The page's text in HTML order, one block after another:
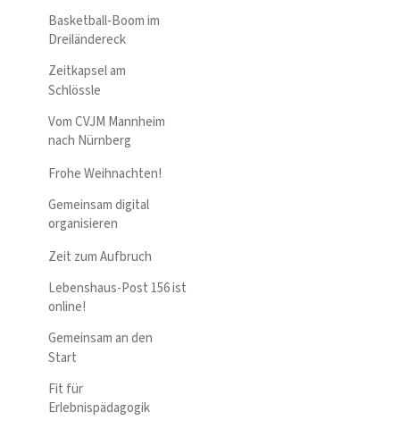
Basketball-Boom im
Dreiländereck
Zeitkapsel am
Schlössle
Vom CVJM Mannheim
nach Nürnberg
Frohe Weihnachten!
Gemeinsam digital
organisieren
Zeit zum Aufbruch
Lebenshaus-Post 156 ist
online!
Gemeinsam an den
Start
Fit für
Erlebnispädagogik